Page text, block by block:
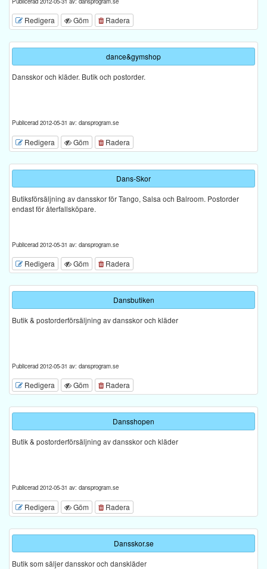
Redigera Göm Radera
dance&gymshop
Dansskor och kläder. Butik och postorder.
Publicerad 2012-05-31 av: dansprogram.se
Redigera Göm Radera
Dans-Skor
Butiksförsäljning av dansskor för Tango, Salsa och Balroom. Postorder
endast för återfallsköpare.
Publicerad 2012-05-31 av: dansprogram.se
Redigera Göm Radera
Dansbutiken
Butik & postorderförsäljning av dansskor och kläder
Publicerad 2012-05-31 av: dansprogram.se
Redigera Göm Radera
Dansshopen
Butik & postorderförsäljning av dansskor och kläder
Publicerad 2012-05-31 av: dansprogram.se
Redigera Göm Radera
Dansskor.se
Butik som säljer dansskor och danskläder